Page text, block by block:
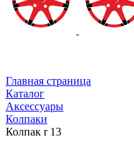
Главная страница
Каталог
Аксессуары
Колпаки
Колпак r 13